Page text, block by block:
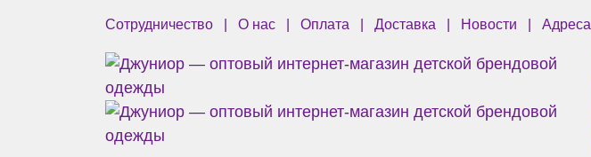
Сотрудничество О нас Оплата Доставка Новости Адреса